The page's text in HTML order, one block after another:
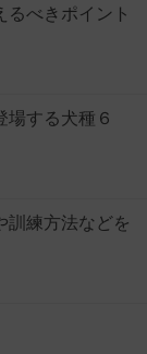
るべきポイント
場する犬種６
訓練方法などを